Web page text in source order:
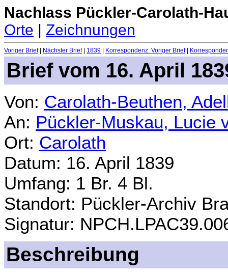
Nachlass Pückler-Carolath-
Orte | Zeichnungen
Voriger Brief| Nächster Brief| 1839 Korrespondenz: Voriger Brief|
Brief vom 16. April
Von: Carolath-Beuthen,
An: Pückler-Muskau, Lucie
Ort: Carolath
Datum: 16. April 1839
Umfang: 1 Br. 4 Bl.
Standort: Pückler-Archiv
Signatur:
Beschreibung